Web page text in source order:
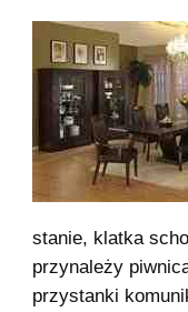
stanie, klatka
przynależy
przystanki